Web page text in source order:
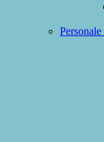
Personale